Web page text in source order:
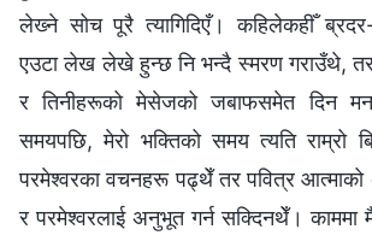
लेख्‍ने सोच पूरै त्यागिदिएँ। कहिलेकहीँ
एउटा लेख लेखे हुन्छ नि भन्दै स्मरण गराउँथे, तर
र तिनीहरूको मेसेजको जबाफसमेत दिन मन
समयपछि, मेरो भक्तिको समय त्यति राम्रो
परमेश्‍वरका वचनहरू पढ्थेँ तर पवित्र आत्‍माको
र परमेश्‍वरलाई अनुभूत गर्न सक्दिनथेँ। काममा